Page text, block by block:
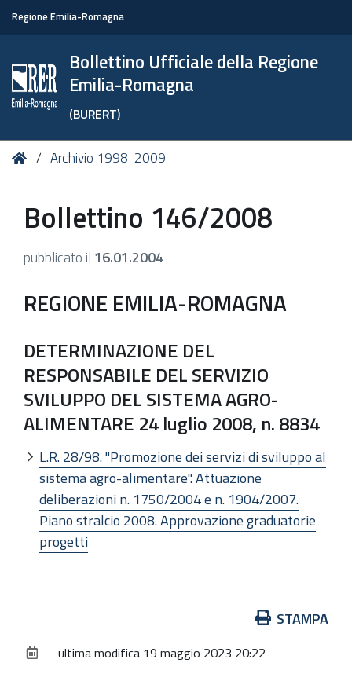
Regione Emilia-Romagna
Bollettino Ufficiale della Regione
Emilia-Romagna
(BURERT)
Tu HomeArchivio 1998-2009
Bollettino 146/2008
pubblicato il 16.01.2004
REGIONE EMILIA-ROMAGNA
DETERMINAZIONE DEL
RESPONSABILE DEL SERVIZIO
SVILUPPO DEL SISTEMA AGRO-
ALIMENTARE 24 luglio 2008, n. 8834
L.R. 28/98. "Promozione dei servizi di sviluppo al
sistema agro-alimentare". Attuazione
deliberazioni n. 1750/2004 e n. 1904/2007.
Piano stralcio 2008. Approvazione graduatorie
progetti
documento
STAMPA
ultima modifica 19 maggio 2023 20:22